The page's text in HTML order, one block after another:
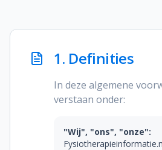
Aandoeningen
Klachten
Behandelingen & therapieën
Zelfzorg & preventie
1. Definities
In deze algemene
verstaan onder:
"Wij", "ons", "onze":